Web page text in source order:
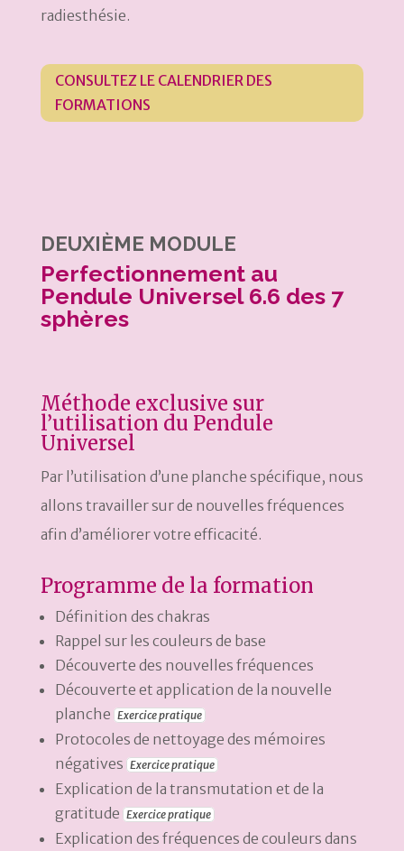
radiesthésie.
CONSULTEZ LE CALENDRIER DES
FORMATIONS
DEUXIÈME MODULE
Perfectionnement au
Pendule Universel 6.6 des 7
sphères
Méthode exclusive sur
l’utilisation du Pendule
Universel
Par l’utilisation d’une planche spécifique, nous
allons travailler sur de nouvelles fréquences
afin d’améliorer votre efficacité.
Programme de la formation
Définition des chakras
Rappel sur les couleurs de base
Découverte des nouvelles fréquences
Découverte et application de la nouvelle
planche Exercice pratique
Protocoles de nettoyage des mémoires
négatives Exercice pratique
Explication de la transmutation et de la
gratitude Exercice pratique
Explication des fréquences de couleurs dans